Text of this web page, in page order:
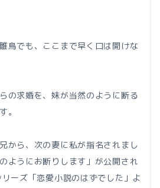
鳥でも、ここまで早く口は開けな
の求婚を、妹が当然のように断る
。
から、次の妻に私が指名されまし
うにお断りします」が公開され
ーズ「恋愛小説のはずでした」よ